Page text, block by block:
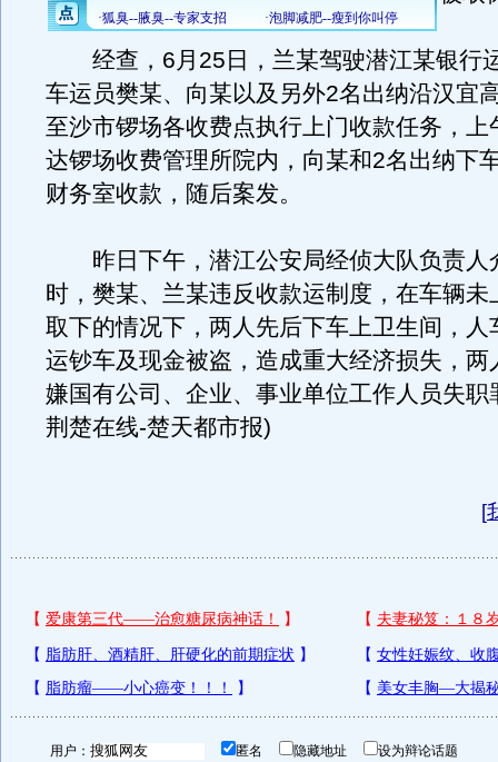
经查，6月25日，兰某驾驶潜江某银行
车运员樊某、向某以及另外2名出纳沿汉宜
至沙市锣场各收费点执行上门收款任务，上
达锣场收费管理所院内，向某和2名出纳下
财务室收款，随后案发。
昨日下午，潜江公安局经侦大队负责人
时，樊某、兰某违反收款运制度，在车辆未
取下的情况下，两人先后下车上卫生间，人
运钞车及现金被盗，造成重大经济损失，两
嫌国有公司、企业、事业单位工作人员失职
荆楚在线-楚天都市报)
[
用户： 匿名 隐藏地址 设为辩论话题